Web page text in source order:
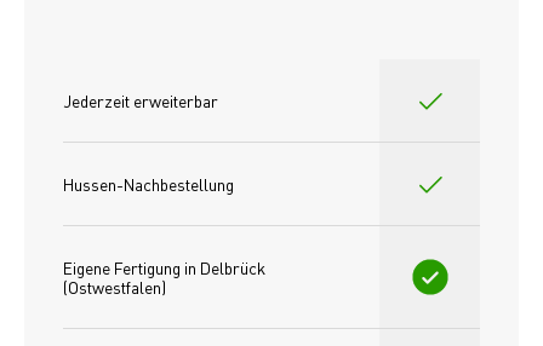
Jederzeit erweiterbar
Hussen-Nachbestellung
Eigene Fertigung in Delbrück
(Ostwestfalen)